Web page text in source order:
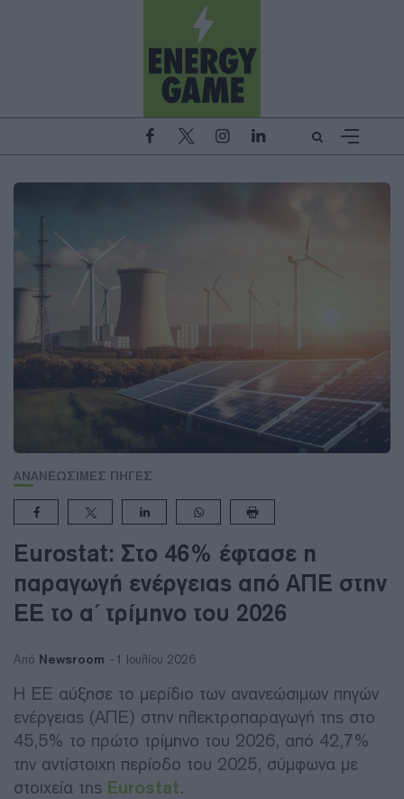
ΑΝΑΝΕΩΣΙΜΕΣ ΠΗΓΕΣ
Eurostat: Στο 46% έφτασε η
παραγωγή ενέργειας από ΑΠΕ στην
ΕΕ το α΄ τρίμηνο του 2026
Από Newsroom 1 Ιουλίου 2026
Η ΕΕ αύξησε το μερίδιο των ανανεώσιμων πηγών
ενέργειας (ΑΠΕ) στην ηλεκτροπαραγωγή της στο
45,5% το πρώτο τρίμηνο του 2026, από 42,7%
την αντίστοιχη περίοδο του 2025, σύμφωνα με
στοιχεία της Eurostat.